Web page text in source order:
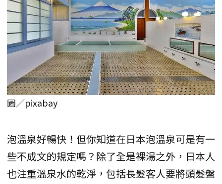
圖／pixabay
泡溫泉好暢快！但你知道在日本泡溫泉可是有一
些不成文的規定嗎？除了全是裸湯之外，日本人
也注重溫泉水的乾淨，包括長髮客人要將頭髮盤